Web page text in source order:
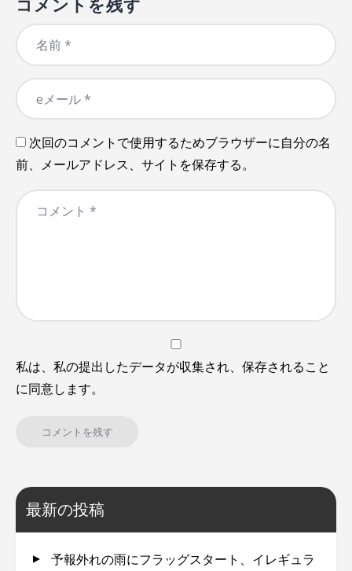
コメントを残す
次回のコメントで使用するためブラウザーに自分の名
前、メールアドレス、サイトを保存する。
私は、私の提出したデータが収集され、保存されること
に同意します。
最新の投稿
予報外れの雨にフラッグスタート、イレギュラ